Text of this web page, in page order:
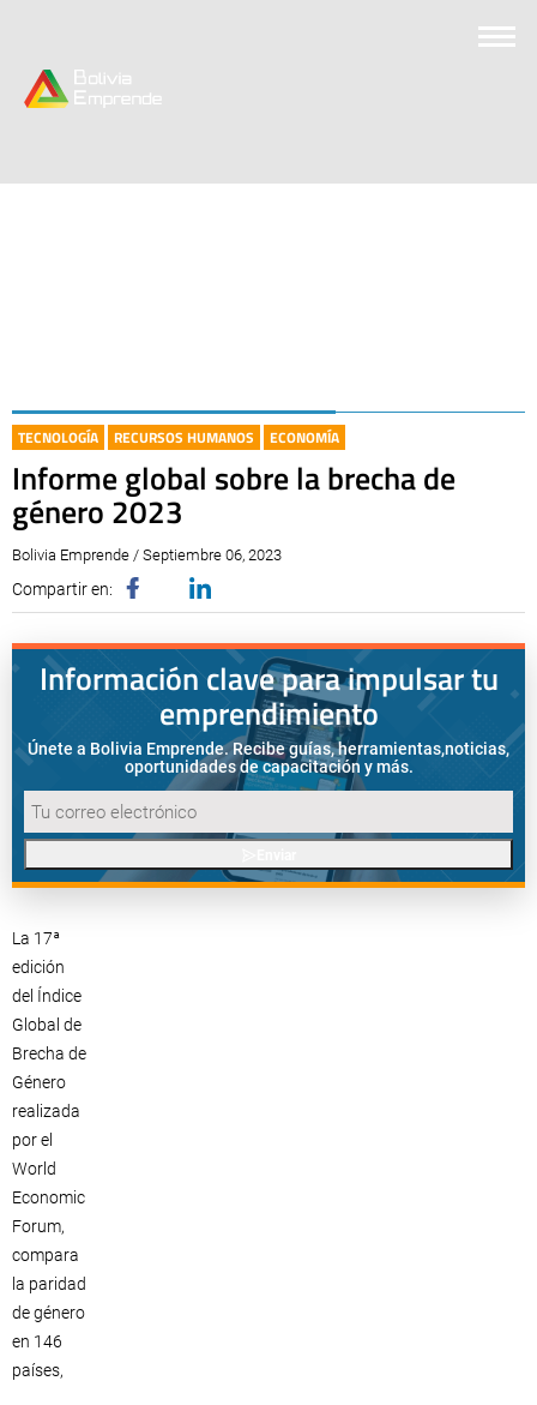
TECNOLOGÍA RECURSOS HUMANOS ECONOMÍA
Informe global sobre la brecha de
género 2023
Bolivia Emprende / Septiembre 06, 2023
Compartir en:
Información clave para impulsar tu
emprendimiento
Únete a Bolivia Emprende. Recibe guías, herramientas,noticias,
oportunidades de capacitación y más.
La 17ª
edición
del Índice
Global de
Brecha de
Género
realizada
por el
World
Economic
Forum,
compara
la paridad
de género
en 146
países,